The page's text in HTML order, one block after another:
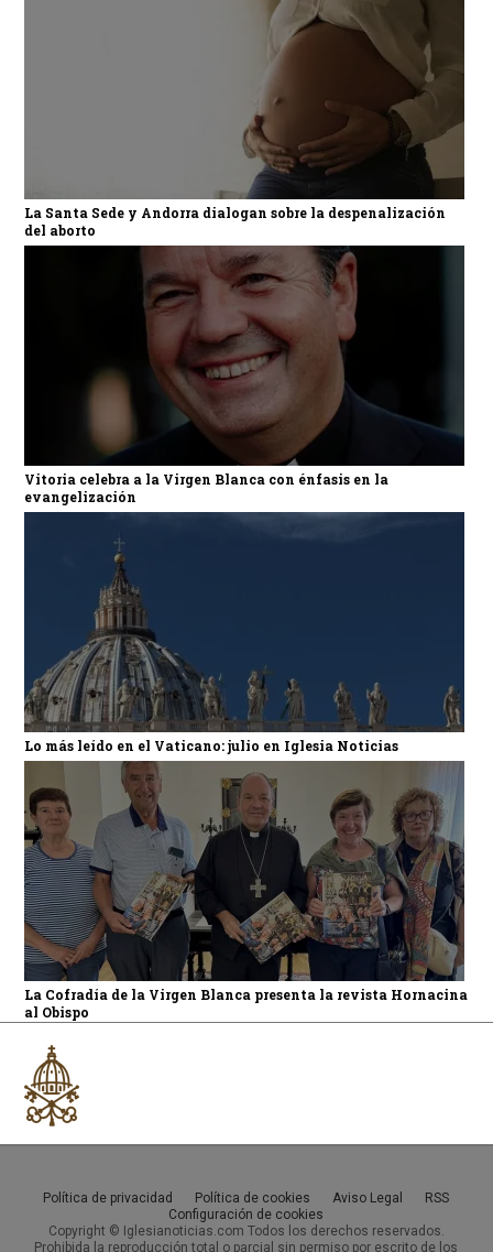
La Santa Sede y Andorra dialogan sobre la despenalización
del aborto
Vitoria celebra a la Virgen Blanca con énfasis en la
evangelización
Lo más leído en el Vaticano: julio en Iglesia Noticias
La Cofradía de la Virgen Blanca presenta la revista Hornacina
al Obispo
Política de privacidad Política de cookies Aviso Legal
RSS
Configuración de cookies
Copyright © Iglesianoticias.com Todos los derechos reservados.
Prohibida la reproducción total o parcial sin permiso por escrito de los